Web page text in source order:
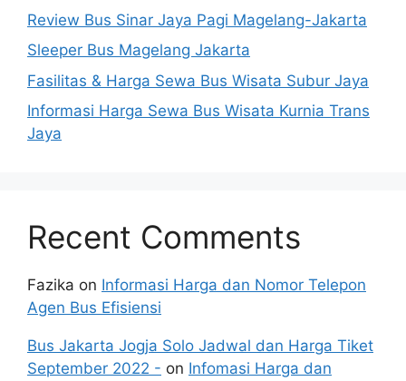
Review Bus Sinar Jaya Pagi Magelang-Jakarta
Sleeper Bus Magelang Jakarta
Fasilitas & Harga Sewa Bus Wisata Subur Jaya
Informasi Harga Sewa Bus Wisata Kurnia Trans
Jaya
Recent Comments
Fazika on Informasi Harga dan Nomor Telepon
Agen Bus Efisiensi
Bus Jakarta Jogja Solo Jadwal dan Harga Tiket
September 2022 - on Infomasi Harga dan